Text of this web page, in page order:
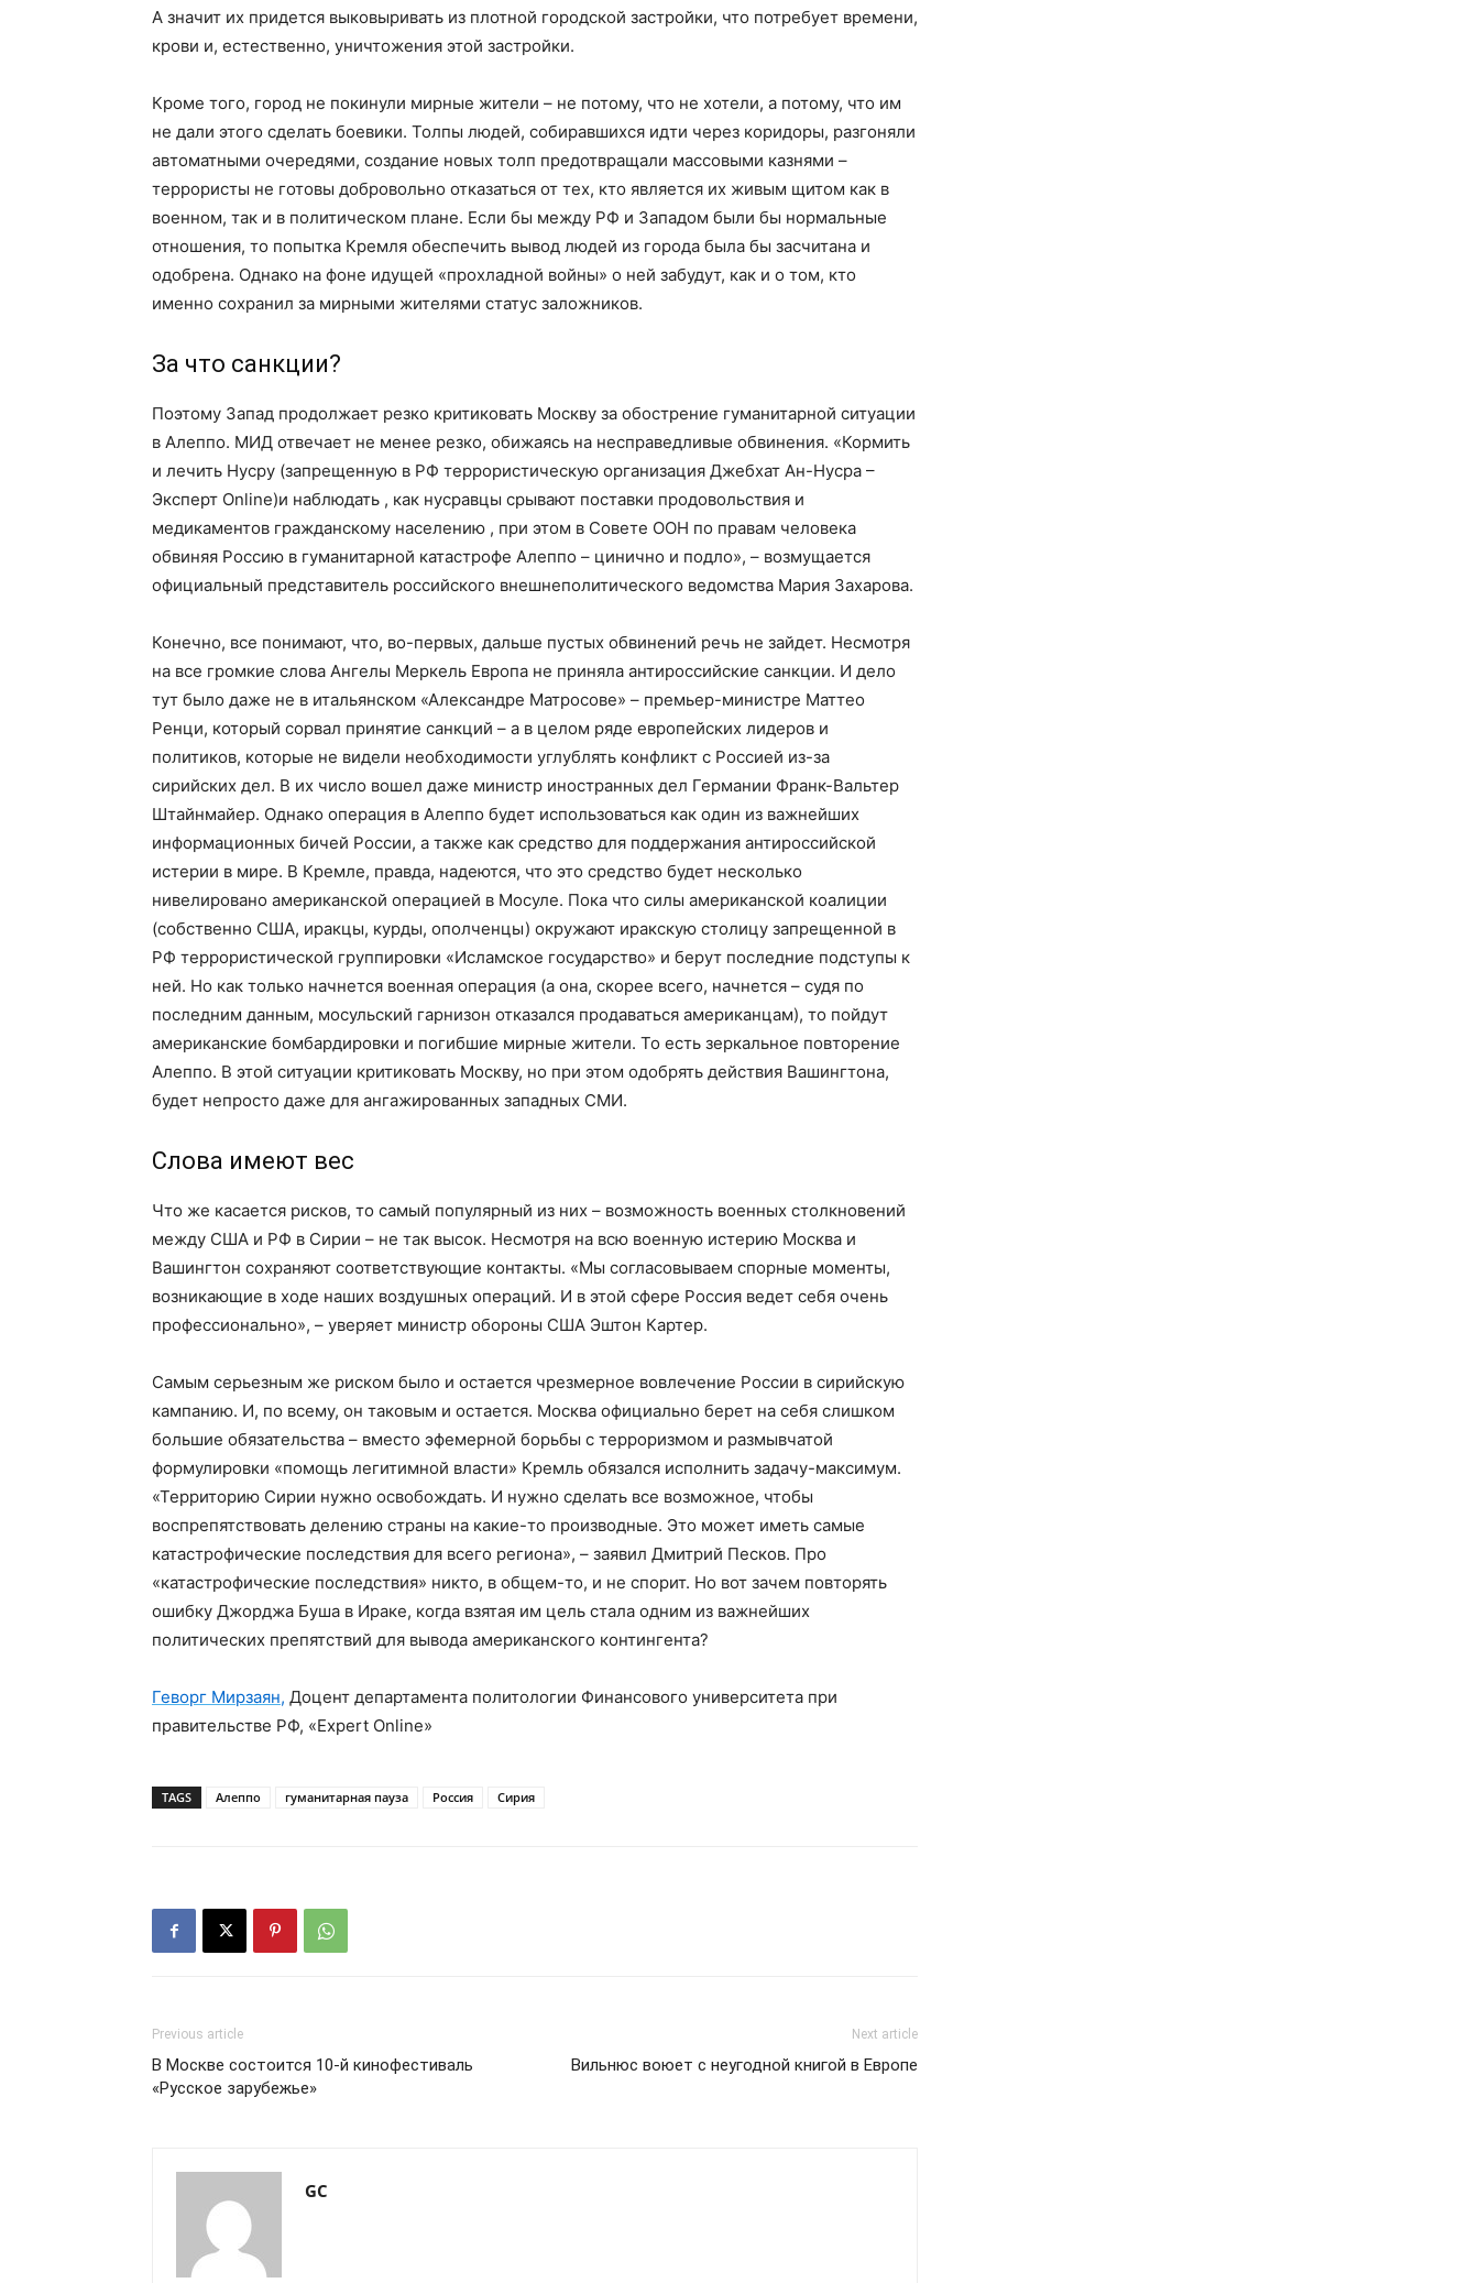
А значит их придется выковыривать из плотной городской застройки, что потребует времени,
крови и, естественно, уничтожения этой застройки.
Кроме того, город не покинули мирные жители – не потому, что не хотели, а потому, что им
не дали этого сделать боевики. Толпы людей, собиравшихся идти через коридоры, разгоняли
автоматными очередями, создание новых толп предотвращали массовыми казнями –
террористы не готовы добровольно отказаться от тех, кто является их живым щитом как в
военном, так и в политическом плане. Если бы между РФ и Западом были бы нормальные
отношения, то попытка Кремля обеспечить вывод людей из города была бы засчитана и
одобрена. Однако на фоне идущей «прохладной войны» о ней забудут, как и о том, кто
именно сохранил за мирными жителями статус заложников.
За что санкции?
Поэтому Запад продолжает резко критиковать Москву за обострение гуманитарной ситуации
в Алеппо. МИД отвечает не менее резко, обижаясь на несправедливые обвинения. «Кормить
и лечить Нусру (запрещенную в РФ террористическую организация Джебхат Ан-Нусра –
Эксперт Online)и наблюдать , как нусравцы срывают поставки продовольствия и
медикаментов гражданскому населению , при этом в Совете ООН по правам человека
обвиняя Россию в гуманитарной катастрофе Алеппо – цинично и подло», – возмущается
официальный представитель российского внешнеполитического ведомства Мария Захарова.
Конечно, все понимают, что, во-первых, дальше пустых обвинений речь не зайдет. Несмотря
на все громкие слова Ангелы Меркель Европа не приняла антироссийские санкции. И дело
тут было даже не в итальянском «Александре Матросове» – премьер-министре Маттео
Ренци, который сорвал принятие санкций – а в целом ряде европейских лидеров и
политиков, которые не видели необходимости углублять конфликт с Россией из-за
сирийских дел. В их число вошел даже министр иностранных дел Германии Франк-Вальтер
Штайнмайер. Однако операция в Алеппо будет использоваться как один из важнейших
информационных бичей России, а также как средство для поддержания антироссийской
истерии в мире. В Кремле, правда, надеются, что это средство будет несколько
нивелировано американской операцией в Мосуле. Пока что силы американской коалиции
(собственно США, иракцы, курды, ополченцы) окружают иракскую столицу запрещенной в
РФ террористической группировки «Исламское государство» и берут последние подступы к
ней. Но как только начнется военная операция (а она, скорее всего, начнется – судя по
последним данным, мосульский гарнизон отказался продаваться американцам), то пойдут
американские бомбардировки и погибшие мирные жители. То есть зеркальное повторение
Алеппо. В этой ситуации критиковать Москву, но при этом одобрять действия Вашингтона,
будет непросто даже для ангажированных западных СМИ.
Слова имеют вес
Что же касается рисков, то самый популярный из них – возможность военных столкновений
между США и РФ в Сирии – не так высок. Несмотря на всю военную истерию Москва и
Вашингтон сохраняют соответствующие контакты. «Мы согласовываем спорные моменты,
возникающие в ходе наших воздушных операций. И в этой сфере Россия ведет себя очень
профессионально», – уверяет министр обороны США Эштон Картер.
Самым серьезным же риском было и остается чрезмерное вовлечение России в сирийскую
кампанию. И, по всему, он таковым и остается. Москва официально берет на себя слишком
большие обязательства – вместо эфемерной борьбы с терроризмом и размывчатой
формулировки «помощь легитимной власти» Кремль обязался исполнить задачу-максимум.
«Территорию Сирии нужно освобождать. И нужно сделать все возможное, чтобы
воспрепятствовать делению страны на какие-то производные. Это может иметь самые
катастрофические последствия для всего региона», – заявил Дмитрий Песков. Про
«катастрофические последствия» никто, в общем-то, и не спорит. Но вот зачем повторять
ошибку Джорджа Буша в Ираке, когда взятая им цель стала одним из важнейших
политических препятствий для вывода американского контингента?
Геворг Мирзаян, Доцент департамента политологии Финансового университета при
правительстве РФ, «Expert Online»
TAGS Алеппо гуманитарная пауза Россия Сирия
Previous article
В Москве состоится 10-й кинофестиваль
«Русское зарубежье»
Next article
Вильнюс воюет с неугодной книгой в Европе
GC